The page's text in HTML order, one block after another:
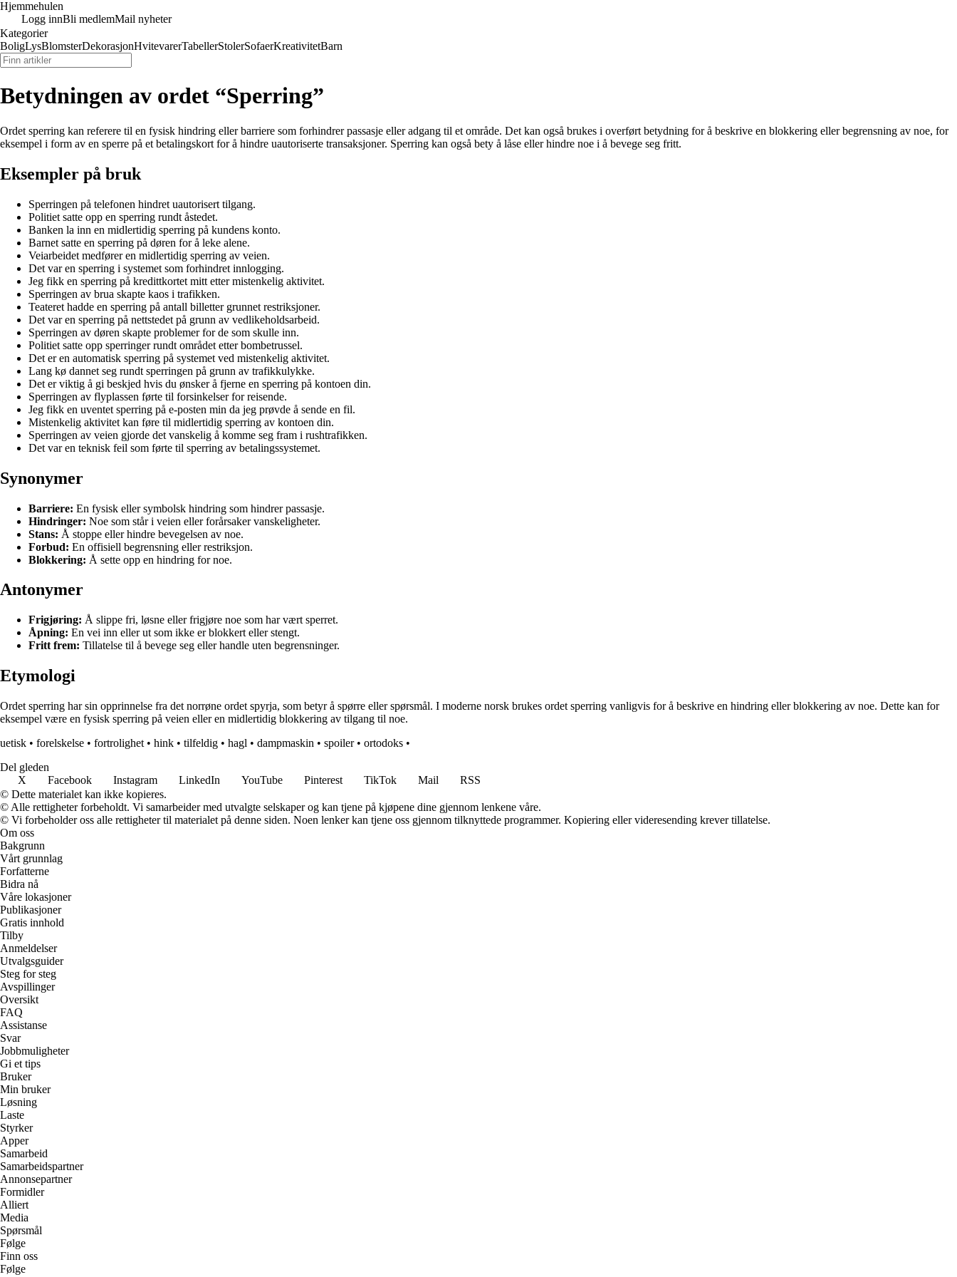
Hjemmehulen
Logg innBli medlemMail nyheter
Kategorier
BoligLysBlomsterDekorasjonHvitevarerTabellerStolerSofaerKreativitetBarn
Betydningen av ordet “Sperring”
Ordet sperring kan referere til en fysisk hindring eller barriere som forhindrer passasje eller adgang til et område. Det kan også brukes i overført betydning for å beskrive en blokkering eller begrensning av noe, for
eksempel i form av en sperre på et betalingskort for å hindre uautoriserte transaksjoner. Sperring kan også bety å låse eller hindre noe i å bevege seg fritt.
Eksempler på bruk
Sperringen på telefonen hindret uautorisert tilgang.
Politiet satte opp en sperring rundt åstedet.
Banken la inn en midlertidig sperring på kundens konto.
Barnet satte en sperring på døren for å leke alene.
Veiarbeidet medfører en midlertidig sperring av veien.
Det var en sperring i systemet som forhindret innlogging.
Jeg fikk en sperring på kredittkortet mitt etter mistenkelig aktivitet.
Sperringen av brua skapte kaos i trafikken.
Teateret hadde en sperring på antall billetter grunnet restriksjoner.
Det var en sperring på nettstedet på grunn av vedlikeholdsarbeid.
Sperringen av døren skapte problemer for de som skulle inn.
Politiet satte opp sperringer rundt området etter bombetrussel.
Det er en automatisk sperring på systemet ved mistenkelig aktivitet.
Lang kø dannet seg rundt sperringen på grunn av trafikkulykke.
Det er viktig å gi beskjed hvis du ønsker å fjerne en sperring på kontoen din.
Sperringen av flyplassen førte til forsinkelser for reisende.
Jeg fikk en uventet sperring på e-posten min da jeg prøvde å sende en fil.
Mistenkelig aktivitet kan føre til midlertidig sperring av kontoen din.
Sperringen av veien gjorde det vanskelig å komme seg fram i rushtrafikken.
Det var en teknisk feil som førte til sperring av betalingssystemet.
Synonymer
Barriere: En fysisk eller symbolsk hindring som hindrer passasje.
Hindringer: Noe som står i veien eller forårsaker vanskeligheter.
Stans: Å stoppe eller hindre bevegelsen av noe.
Forbud: En offisiell begrensning eller restriksjon.
Blokkering: Å sette opp en hindring for noe.
Antonymer
Frigjøring: Å slippe fri, løsne eller frigjøre noe som har vært sperret.
Åpning: En vei inn eller ut som ikke er blokkert eller stengt.
Fritt frem: Tillatelse til å bevege seg eller handle uten begrensninger.
Etymologi
Ordet sperring har sin opprinnelse fra det norrøne ordet spyrja, som betyr å spørre eller spørsmål. I moderne norsk brukes ordet sperring vanligvis for å beskrive en hindring eller blokkering av noe. Dette kan for
eksempel være en fysisk sperring på veien eller en midlertidig blokkering av tilgang til noe.
uetisk • forelskelse • fortrolighet • hink • tilfeldig • hagl • dampmaskin • spoiler• ortodoks •
Del gleden
X
Facebook Instagram LinkedIn YouTube Pinterest TikTok Mail
RSS
© Dette materialet kan ikke kopieres.
© Alle rettigheter forbeholdt. Vi samarbeider med utvalgte selskaper og kan tjene på kjøpene dine gjennom lenkene våre.
© Vi forbeholder oss alle rettigheter til materialet på denne siden. Noen lenker kan tjene oss gjennom tilknyttede programmer. Kopiering eller videresending krever tillatelse.
Om oss
Bakgrunn
Vårt grunnlag
Forfatterne
Bidra nå
Våre lokasjoner
Publikasjoner
Gratis innhold
Tilby
Anmeldelser
Utvalgsguider
Steg for steg
Avspillinger
Oversikt
FAQ
Assistanse
Svar
Jobbmuligheter
Gi et tips
Bruker
Min bruker
Løsning
Laste
Styrker
Apper
Samarbeid
Samarbeidspartner
Annonsepartner
Formidler
Alliert
Media
Spørsmål
Følge
Finn oss
Følge